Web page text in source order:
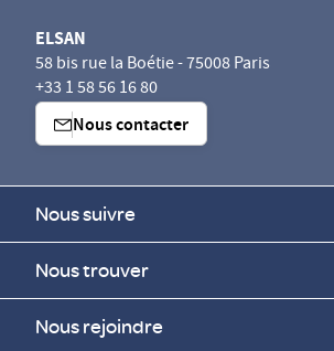
ELSAN
58 bis rue la Boétie - 75008 Paris
+33 1 58 56 16 80
Nous contacter
Nous suivre
Nous trouver
Nous rejoindre